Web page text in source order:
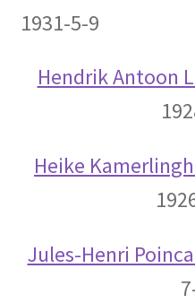
【失明して単眼の巨
れた｜自然
P・V・ミュ
1931-5-9
Hendrik Antoon
Heike
Jules-Henri